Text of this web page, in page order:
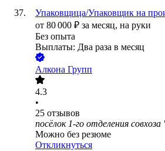
Упаковщица/Упаковщик на
от 80 000 ₽ за месяц, на руки
Без опыта
Выплаты: Два раза в месяц
Алкона Групп
4.3
•
25 отзывов
посёлок 1-го отделения
Можно без резюме
Откликнуться